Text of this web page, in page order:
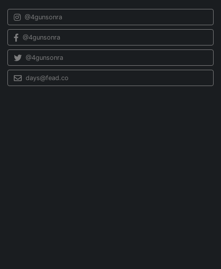
@4gunsonra
@4gunsonra
@4gunsonra
days@fead.co